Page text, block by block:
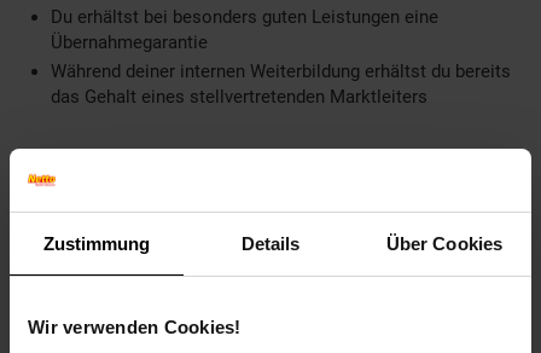
Zustimmung Details Über Cookies
Wir verwenden Cookies!
Du erhältst bei besonders guten Leistungen eine
Übernahmegarantie
Während deiner internen Weiterbildung erhältst du bereits
das Gehalt eines stellvertretenden Marktleiters
Weitere Informationen
Beginn: August/September